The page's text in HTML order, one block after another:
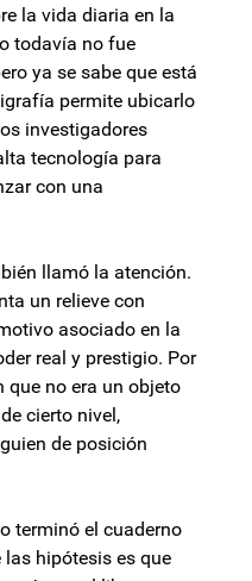
la vida diaria en la
todavía no fue
ya se sabe que está
permite ubicarlo
investigadores
tecnología para
con una
llamó la atención.
un relieve con
asociado en la
real y prestigio. Por
que no era un objeto
cierto nivel,
de posición
terminó el cuaderno
las hipótesis es que